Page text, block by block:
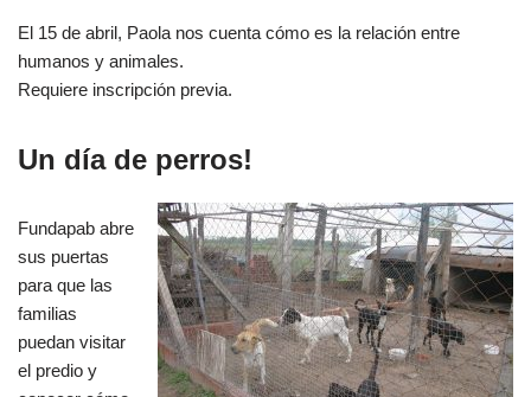
El 15 de abril, Paola nos cuenta cómo es la relación entre
humanos y animales.
Requiere inscripción previa.
Un día de perros!
Fundapab abre
sus puertas
para que las
familias
puedan visitar
el predio y